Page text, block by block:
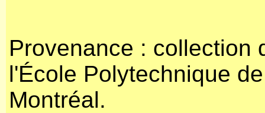
Provenance : collection
l'École Polytechnique de
Montréal.